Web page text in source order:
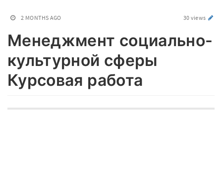
2 MONTHS AGO 30 views
Менеджмент социально-
культурной сферы
Курсовая работа